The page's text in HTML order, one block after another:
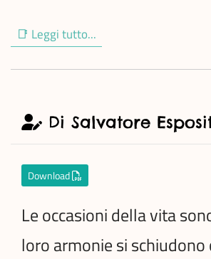
📑 Leggi tutto...
Di Salvatore
Download
Le occasioni della vita
loro armonie si